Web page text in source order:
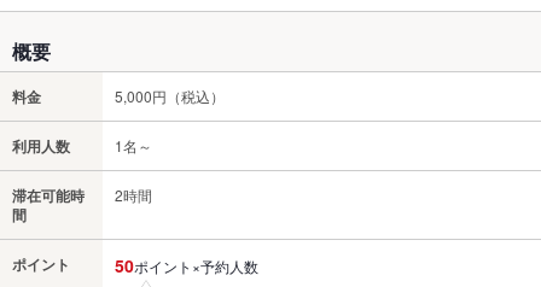
概要
料金 5,000円（税込）
利用人数 1名～
滞在可能時
間
2時間
ポイント 50ポイント×予約人数